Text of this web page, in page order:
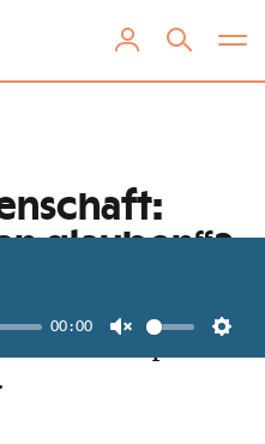
00:00
Unmute
glauben“?
mit dem
Medienexperte